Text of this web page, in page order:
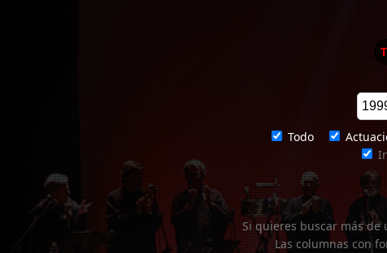
Todo
Si quieres buscar más
Las columnas con